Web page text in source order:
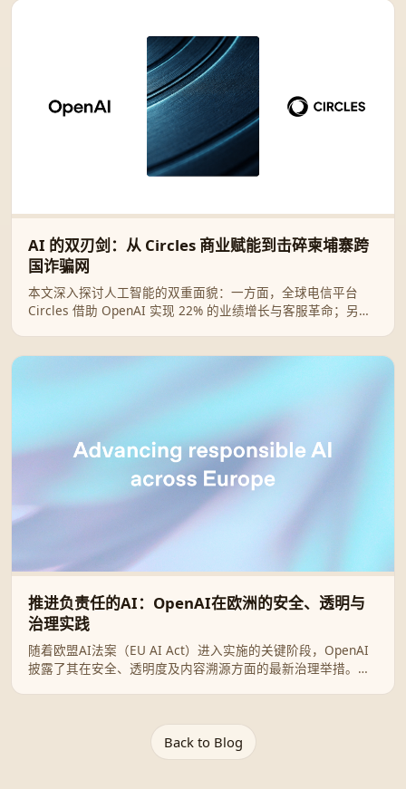
AI 的双刃剑：从 Circles 商业赋能到击碎柬埔寨跨
国诈骗网
本文深入探讨人工智能的双重面貌：一方面，全球电信平台
Circles 借助 OpenAI 实现 22% 的业绩增长与客服革命；另一
推进负责任的AI：OpenAI在欧洲的安全、透明与
治理实践
随着欧盟AI法案（EU AI Act）进入实施的关键阶段，OpenAI
披露了其在安全、透明度及内容溯源方面的最新治理举措。本
Back to Blog